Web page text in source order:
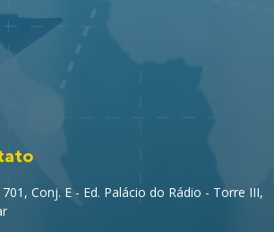
Conj. E - Ed. Palácio do Rádio - Torre III,